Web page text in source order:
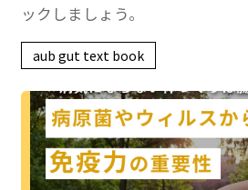
ックしましょう。
aub gut text book